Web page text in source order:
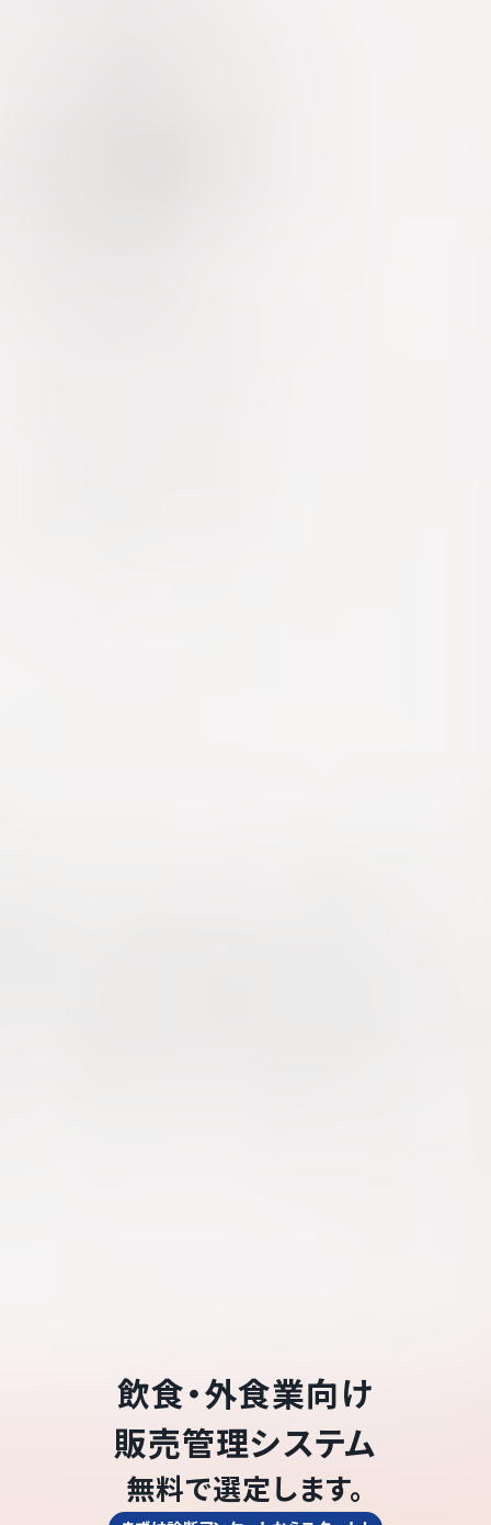
飲食・外食業向け
販売管理システム
無料で選定します。